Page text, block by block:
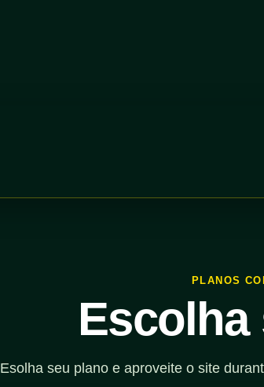
PLANOS
Escolha
Esolha seu plano e aproveite o site